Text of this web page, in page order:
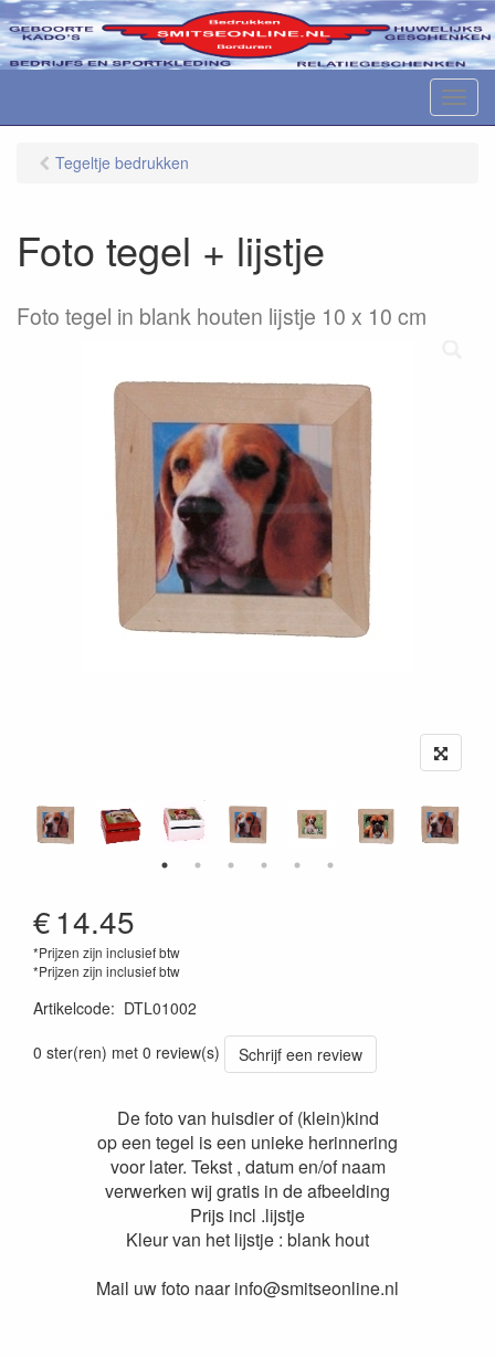
M
e
Tegeltje bedrukken
Foto tegel + lijstje
Foto tegel in blank houten lijstje 10 x 10 cm
€14.45
*Prijzen zijn inclusief btw
*Prijzen zijn inclusief btw
Artikelcode: DTL01002
0 ster(ren) met 0 review(s)
Schrijf een review
De foto van huisdier of (klein)kind
op een tegel is een unieke herinnering
voor later. Tekst , datum en/of naam
verwerken wij gratis in de afbeelding
Prijs incl .lijstje
Kleur van het lijstje : blank hout
Mail uw foto naar info@smitseonline.nl